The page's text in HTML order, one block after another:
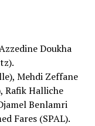
Doukha
Mehdi Zeffane
Rafik Halliche
Benlamri
Fares (SPAL).